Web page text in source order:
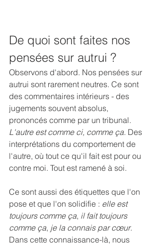
De quoi sont faites nos
pensées sur autrui ?
Observons d'abord. Nos pensées sur
autrui sont rarement neutres. Ce sont
des commentaires intérieurs - des
jugements souvent absolus,
prononcés comme par un tribunal.
L'autre est comme ci, comme ça. Des
interprétations du comportement de
l'autre, où tout ce qu'il fait est pour ou
contre moi. Tout est ramené à soi.
Ce sont aussi des étiquettes que l'on
pose et que l'on solidifie : elle est
toujours comme ça, il fait toujours
comme ça, je la connais par cœur.
Dans cette connaissance-là, nous